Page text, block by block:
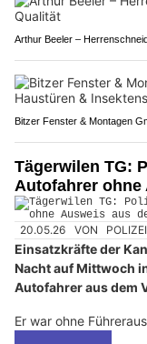
Arthur Beeler –
Bitzer Fenster & Montagen
Tägerwilen TG:
Autofahrer ohne
20.05.26 VON
Einsatzkräfte der
Nacht auf Mittwoch
Autofahrer aus dem
Er war ohne